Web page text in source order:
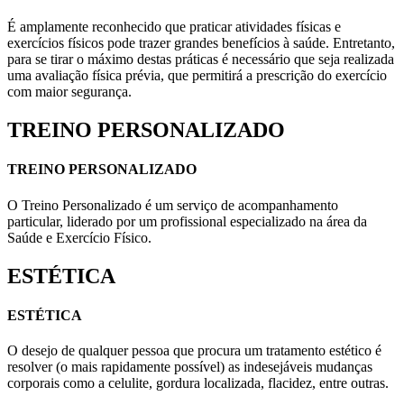
É amplamente reconhecido que praticar atividades físicas e
exercícios físicos pode trazer grandes benefícios à saúde. Entretanto,
para se tirar o máximo destas práticas é necessário que seja realizada
uma avaliação física prévia, que permitirá a prescrição do exercício
com maior segurança.
TREINO PERSONALIZADO
TREINO PERSONALIZADO
O Treino Personalizado é um serviço de acompanhamento
particular, liderado por um profissional especializado na área da
Saúde e Exercício Físico.
ESTÉTICA
ESTÉTICA
O desejo de qualquer pessoa que procura um tratamento estético é
resolver (o mais rapidamente possível) as indesejáveis mudanças
corporais como a celulite, gordura localizada, flacidez, entre outras.